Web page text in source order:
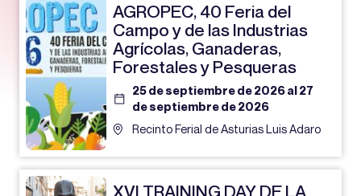
AGROPEC, 40 Feria del
Campo y de las Industrias
Agrícolas, Ganaderas,
Forestales y Pesqueras
25 de septiembre de 2026 al 27
de septiembre de 2026
Recinto Ferial de Asturias Luis Adaro
XVI TRAINING DAY DE LA